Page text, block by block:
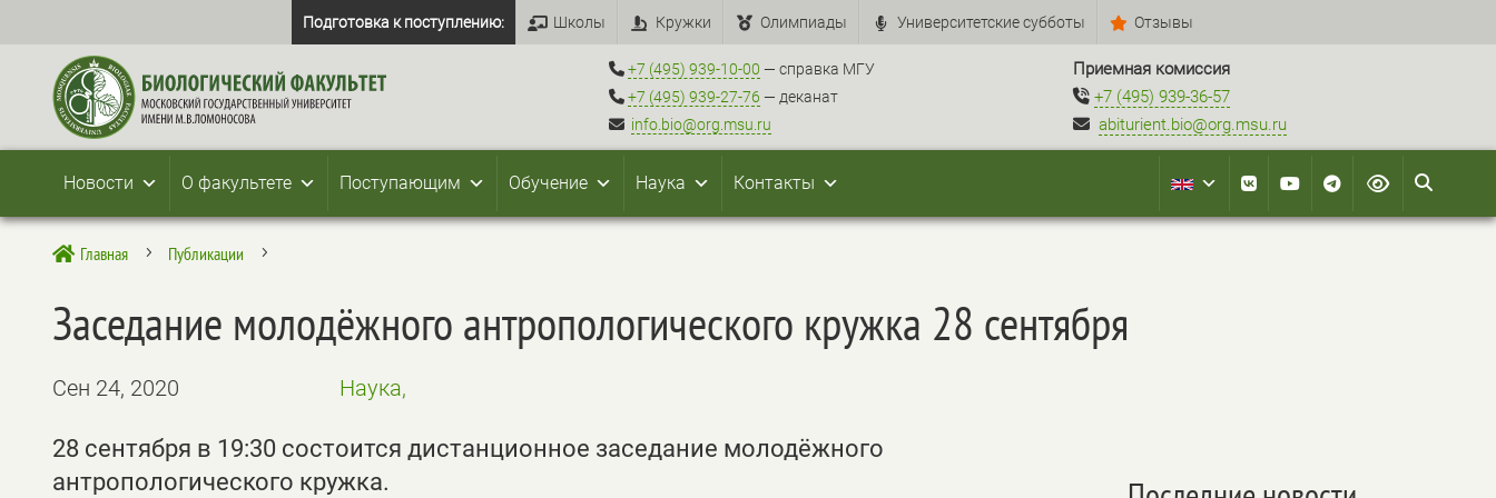
Подготовка к поступлению: Школы Кружки Олимпиады Университетские субботы Отзывы
+7 (495) 939-10-00 — справка МГУ
+7 (495) 939-27-76 — деканат
info.bio@org.msu.ru
Приемная комиссия
+7 (495) 939-36-57
abiturient.bio@org.msu.ru
Новости О факультете Поступающим Обучение Наука Контакты
 Главная 5 Публикации 5
Заседание молодёжного антропологического кружка 28 сентября
Сен 24, 2020 Наука,
28 сентября в 19:30 состоится дистанционное заседание молодёжного
антропологического кружка.